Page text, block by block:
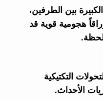
بين الطرفين،
هجومية قوية قد
لحظة.
التكتيكية
الأحداث.